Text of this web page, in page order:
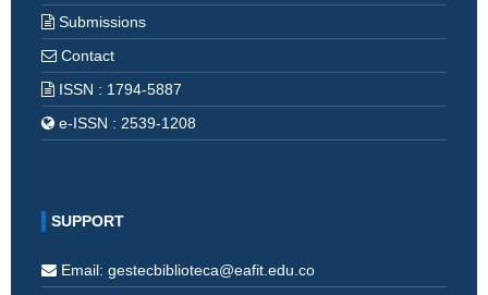
Submissions
Contact
ISSN : 1794-5887
e-ISSN : 2539-1208
SUPPORT
Email: gestecbiblioteca@eafit.edu.co